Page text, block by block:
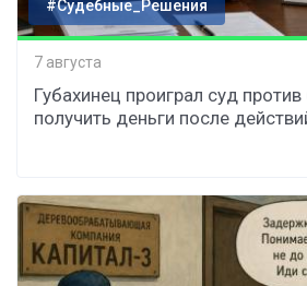
#Судебные_Решения
7 августа
Губахинец проиграл суд
получить деньги после